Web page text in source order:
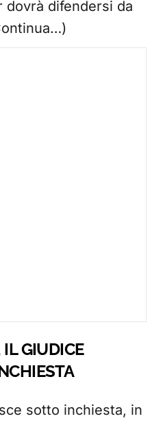
difendersi da
IL GIUDICE
sotto inchiesta, in